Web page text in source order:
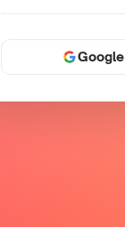
Google